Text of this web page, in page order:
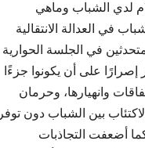
لدي الشباب وماهي
في العدالة الانتقالية
في الجلسة الحوارية
إصرارًا على أن يكونوا جزءًا
وانهيارها، وحرمان
بين الشباب دون توفر
أضعفت التجاذبات